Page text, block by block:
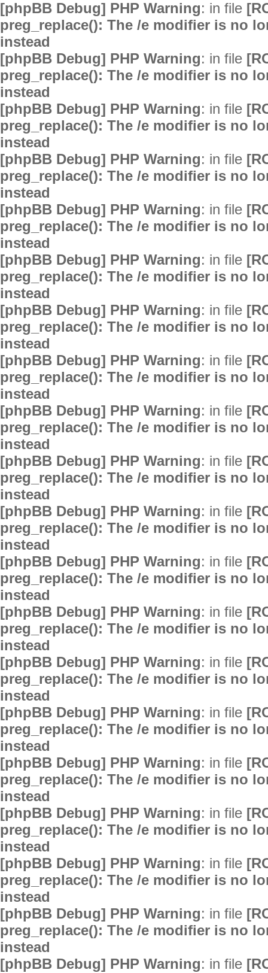
[phpBB Debug] PHP Warning: in file
preg_replace(): The /e modifier is no
instead
[phpBB Debug] PHP Warning: in file
preg_replace(): The /e modifier is no
instead
[phpBB Debug] PHP Warning: in file
preg_replace(): The /e modifier is no
instead
[phpBB Debug] PHP Warning: in file
preg_replace(): The /e modifier is no
instead
[phpBB Debug] PHP Warning: in file
preg_replace(): The /e modifier is no
instead
[phpBB Debug] PHP Warning: in file
preg_replace(): The /e modifier is no
instead
[phpBB Debug] PHP Warning: in file
preg_replace(): The /e modifier is no
instead
[phpBB Debug] PHP Warning: in file
preg_replace(): The /e modifier is no
instead
[phpBB Debug] PHP Warning: in file
preg_replace(): The /e modifier is no
instead
[phpBB Debug] PHP Warning: in file
preg_replace(): The /e modifier is no
instead
[phpBB Debug] PHP Warning: in file
preg_replace(): The /e modifier is no
instead
[phpBB Debug] PHP Warning: in file
preg_replace(): The /e modifier is no
instead
[phpBB Debug] PHP Warning: in file
preg_replace(): The /e modifier is no
instead
[phpBB Debug] PHP Warning: in file
preg_replace(): The /e modifier is no
instead
[phpBB Debug] PHP Warning: in file
preg_replace(): The /e modifier is no
instead
[phpBB Debug] PHP Warning: in file
preg_replace(): The /e modifier is no
instead
[phpBB Debug] PHP Warning: in file
preg_replace(): The /e modifier is no
instead
[phpBB Debug] PHP Warning: in file
preg_replace(): The /e modifier is no
instead
[phpBB Debug] PHP Warning: in file
preg_replace(): The /e modifier is no
instead
[phpBB Debug] PHP Warning: in file